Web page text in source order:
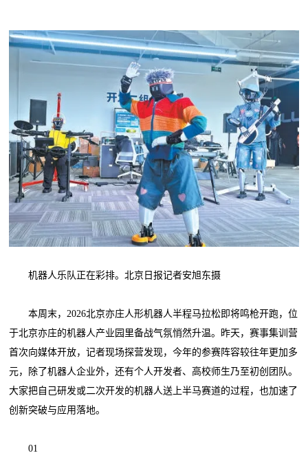
机器人乐队正在彩排。北京日报记者安旭东摄
本周末，2026北京亦庄人形机器人半程马拉松即将鸣枪开跑，位
于北京亦庄的机器人产业园里备战气氛悄然升温。昨天，赛事集训营
首次向媒体开放，记者现场探营发现，今年的参赛阵容较往年更加多
元，除了机器人企业外，还有个人开发者、高校师生乃至初创团队。
大家把自己研发或二次开发的机器人送上半马赛道的过程，也加速了
创新突破与应用落地。
01